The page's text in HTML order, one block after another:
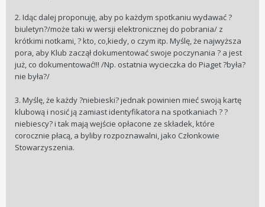
2. Idąc dalej proponuję, aby po każdym spotkaniu wydawać ?
biuletyn?/może taki w wersji elektronicznej do pobrania/ z
krótkimi notkami, ? kto, co,kiedy, o czym itp. Myślę, że najwyższa
pora, aby Klub zaczął dokumentować swoje poczynania ? a jest
już, co dokumentować!!! /Np. ostatnia wycieczka do Piaget ?była?
nie była?/
3. Myślę, że każdy ?niebieski? jednak powinien mieć swoją kartę
klubową i nosić ją zamiast identyfikatora na spotkaniach ? ?
niebiescy? i tak mają wejście opłacone ze składek, które
corocznie płacą, a byliby rozpoznawalni, jako Członkowie
Stowarzyszenia.